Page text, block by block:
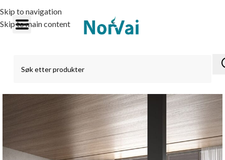
Skip to navigation
Skip to main content